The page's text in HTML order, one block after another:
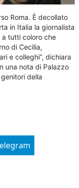
Roma. È decollato
in Italia la giornalista
a tutti coloro che
di Cecilia,
e colleghi”, dichiara
una nota di Palazzo
della